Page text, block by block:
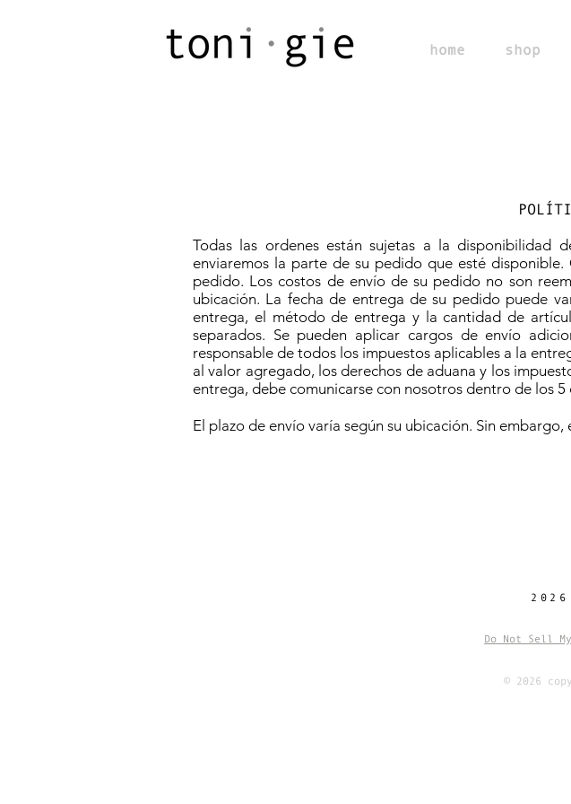
home shop
Todas las ordenes están sujetas a la
enviaremos la parte de su pedido que esté
pedido. Los costos de envío de su pedido no son
ubicación. La fecha de entrega de su pedido puede
entrega, el método de entrega y la cantidad de
separados. Se pueden aplicar cargos de envío
responsable de todos los impuestos aplicables a la
al valor agregado, los derechos de aduana y los
entrega, debe comunicarse con nosotros dentro de los
El plazo de envío varía según su ubicación. Sin
Do Not Sell
© 2026